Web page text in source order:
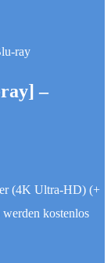
ray
–
(4K Ultra-HD) (+
kostenlos